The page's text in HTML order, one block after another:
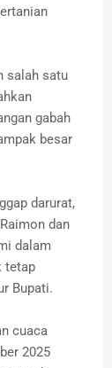
salah satu
gabah
besar
darurat,
dan
dalam
tetap
Bupati.
cuaca
2025